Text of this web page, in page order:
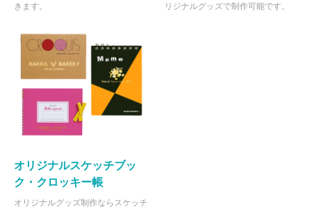
きます。 リジナルグッズで制作可能です。
オリジナルスケッチブッ
ク・クロッキー帳
オリジナルグッズ制作ならスケッチ